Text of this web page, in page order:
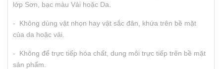
lớp Sơn, bạc màu Vải hoặc Da.
- Không dùng vật nhọn hay vật sắc đân, khứa trên bề mặt
của da hoặc vải.
- Không để trực tiếp hóa chất, dung môi trực tiếp trên bề mặt
sản phẩm.